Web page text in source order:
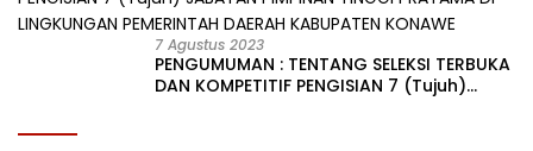
7 Agustus 2023
PENGUMUMAN : TENTANG SELEKSI TERBUKA
DAN KOMPETITIF PENGISIAN 7 (Tujuh)